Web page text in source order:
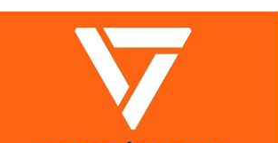
รือผู้บริหารท้องถิ่น (ขอให้มีการเลือกตั้ง นายก